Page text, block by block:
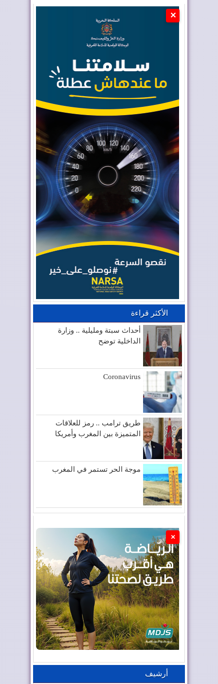
✕
الأكثر قراءة
أحداث سبتة ومليلية .. وزارة
الداخلية توضح
Coronavirus
طريق ترامب .. رمز للعلاقات
المتميزة بين المغرب وأمريكا
موجة الحر تستمر في المغرب
×
أرشيف